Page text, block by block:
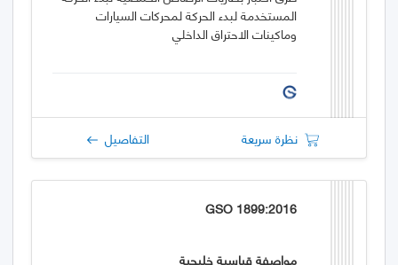
المستخدمة لبدء الحركة لمحركات السيارات
وماكينات الاحتراق الداخلي
نظرة سريعة التفاصيل
GSO 1899:2016
مواصفة قياسية خليجية